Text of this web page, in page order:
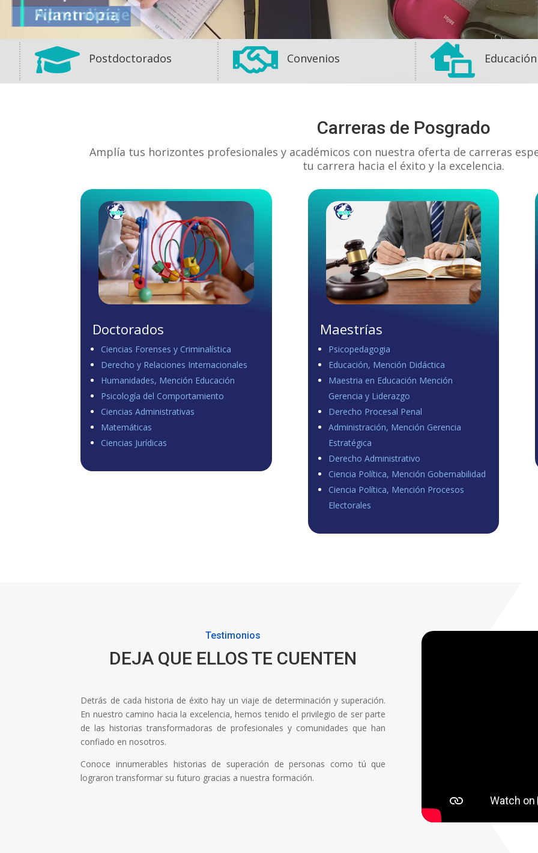
 Postdoctorados  Convenios 
Carreras de Posgrado
Amplía tus horizontes profesionales y académicos con nuestra oferta de carreras
tu carrera hacia el éxito y la excelencia.
Doctorados
Ciencias Forenses y Criminalística
Derecho y Relaciones Internacionales
Humanidades, Mención Educación
Psicología del Comportamiento
Ciencias Administrativas
Matemáticas
Ciencias Jurídicas
Maestrías
Psicopedagogia
Educación, Mención Didáctica
Maestria en Educación Mención
Gerencia y Liderazgo
Derecho Procesal Penal
Administración, Mención Gerencia
Estratégica
Derecho Administrativo
Ciencia Política, Mención Gobernabilidad
Ciencia Política, Mención Procesos
Electorales
Testimonios
DEJA QUE ELLOS TE CUENTEN
Detrás de cada historia de éxito hay un viaje de determinación y superación.
En nuestro camino hacia la excelencia, hemos tenido el privilegio de ser parte
de las historias transformadoras de profesionales y comunidades que han
confiado en nosotros.
Conoce innumerables historias de superación de personas como tú que
lograron transformar su futuro gracias a nuestra formación.